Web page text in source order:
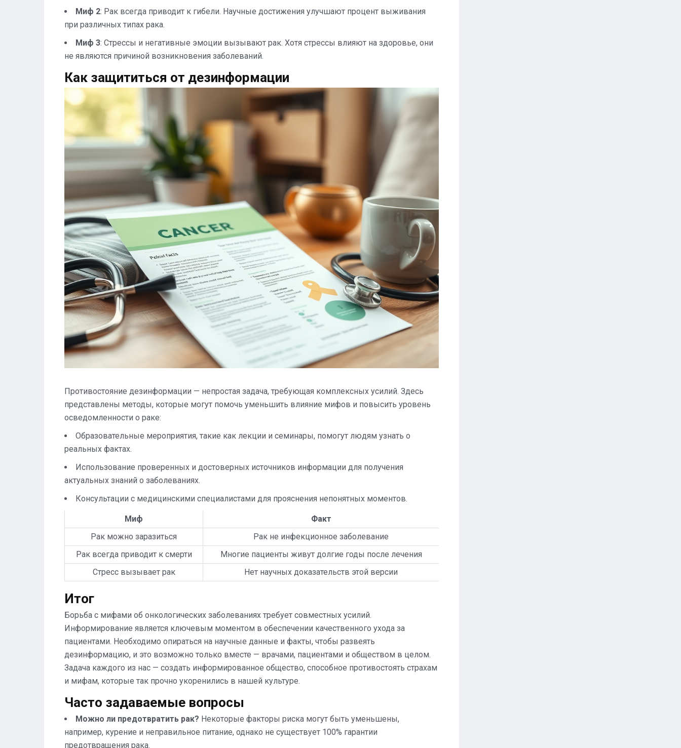
Миф 2: Рак всегда приводит к гибели. Научные достижения улучшают процент выживания
при различных типах рака.
Миф 3: Стрессы и негативные эмоции вызывают рак. Хотя стрессы влияют на здоровье, они
не являются причиной возникновения заболеваний.
Как защититься от дезинформации
Противостояние дезинформации — непростая задача, требующая комплексных усилий. Здесь
представлены методы, которые могут помочь уменьшить влияние мифов и повысить уровень
осведомленности о раке:
Образовательные мероприятия, такие как лекции и семинары, помогут людям узнать о
реальных фактах.
Использование проверенных и достоверных источников информации для получения
актуальных знаний о заболеваниях.
Консультации с медицинскими специалистами для прояснения непонятных моментов.
Миф
Факт
Рак можно заразиться
Рак не инфекционное заболевание
Рак всегда приводит к смерти
Многие пациенты живут долгие годы после лечения
Стресс вызывает рак
Нет научных доказательств этой версии
Итог
Борьба с мифами об онкологических заболеваниях требует совместных усилий.
Информирование является ключевым моментом в обеспечении качественного ухода за
пациентами. Необходимо опираться на научные данные и факты, чтобы развеять
дезинформацию, и это возможно только вместе — врачами, пациентами и обществом в целом.
Задача каждого из нас — создать информированное общество, способное противостоять страхам
и мифам, которые так прочно укоренились в нашей культуре.
Часто задаваемые вопросы
Можно ли предотвратить рак? Некоторые факторы риска могут быть уменьшены,
например, курение и неправильное питание, однако не существует 100% гарантии
предотвращения рака.